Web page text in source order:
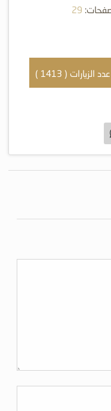
29
عدد الزيارات ( 1413 )